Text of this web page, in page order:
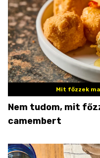
Mit főzzek
Nem tudom, mit
camembert